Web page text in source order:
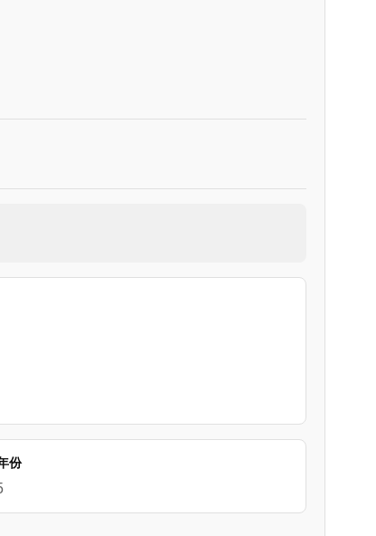
份